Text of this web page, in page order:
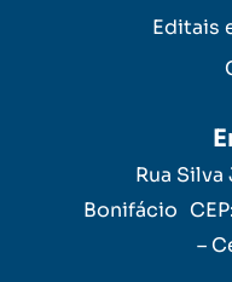
Editais
Rua Silva
Bonifácio
–